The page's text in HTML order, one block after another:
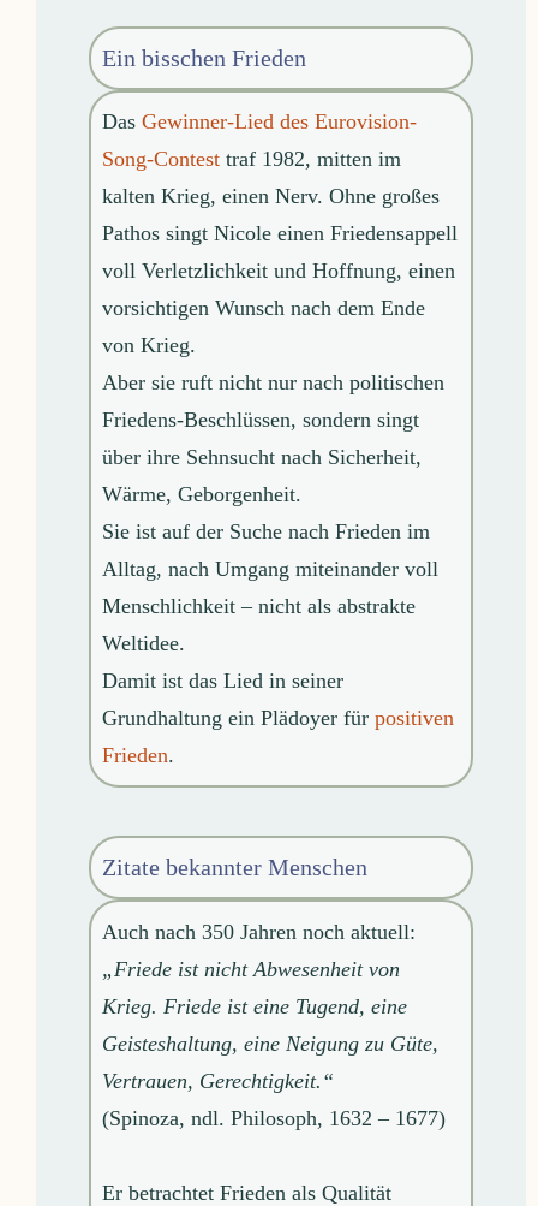
Ein bisschen Frieden
DasGewinner-Lied des Eurovision-
Song-Contest traf 1982, mitten im
kalten Krieg, einen Nerv. Ohne großes
Pathos singt Nicole einen Friedensappell
voll Verletzlichkeit und Hoffnung, einen
vorsichtigen Wunsch nach dem Ende
von Krieg.
Aber sie ruft nicht nur nach politischen
Friedens-Beschlüssen, sondern singt
über ihre Sehnsucht nach Sicherheit,
Wärme, Geborgenheit.
Sie ist auf der Suche nach Frieden im
Alltag, nach Umgang miteinander voll
Menschlichkeit – nicht als abstrakte
Weltidee.
Damit ist das Lied in seiner
Grundhaltung ein Plädoyer für positiven
Frieden.
Zitate bekannter Menschen
Auch nach 350 Jahren noch aktuell:
„Friede ist nicht Abwesenheit von
Krieg. Friede ist eine Tugend, eine
Geisteshaltung, eine Neigung zu Güte,
Vertrauen, Gerechtigkeit.“
(Spinoza, ndl. Philosoph, 1632 – 1677)
Er betrachtet Frieden als Qualität